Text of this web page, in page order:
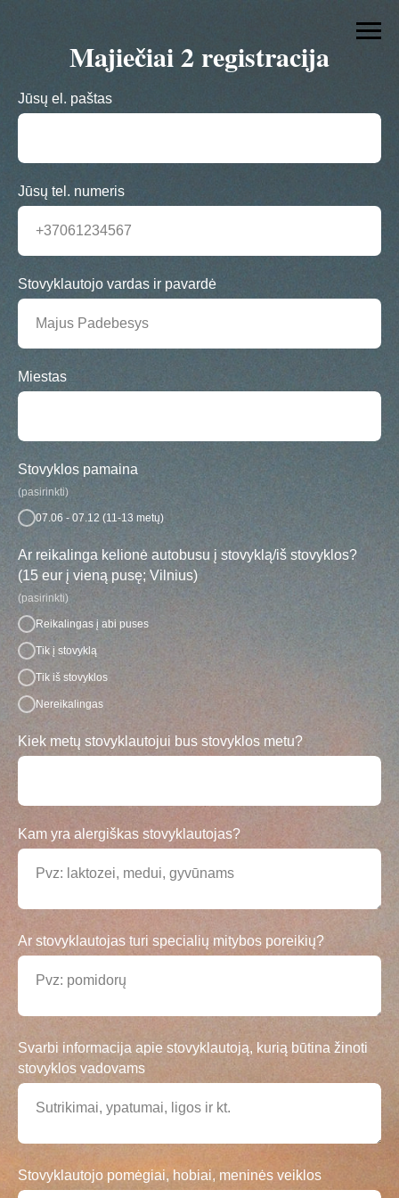
Majiečiai 2 registracija
Jūsų el. paštas
Jūsų tel. numeris
+37061234567
Stovyklautojo vardas ir pavardė
Majus Padebesys
Miestas
Stovyklos pamaina
(pasirinkti)
07.06 - 07.12 (11-13 metų)
Ar reikalinga kelionė autobusu į stovyklą/iš stovyklos?
(15 eur į vieną pusę; Vilnius)
(pasirinkti)
Reikalingas į abi puses
Tik į stovyklą
Tik iš stovyklos
Nereikalingas
Kiek metų stovyklautojui bus stovyklos metu?
Kam yra alergiškas stovyklautojas?
Pvz: laktozei, medui, gyvūnams
Ar stovyklautojas turi specialių mitybos poreikių?
Pvz: pomidorų
Svarbi informacija apie stovyklautoją, kurią būtina žinoti
stovyklos vadovams
Sutrikimai, ypatumai, ligos ir kt.
Stovyklautojo pomėgiai, hobiai, meninės veiklos